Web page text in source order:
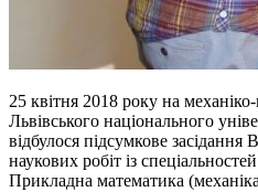
25 квітня 2018 року на
Львівського національного
відбулося підсумкове засідання
наукових робіт із
Прикладна математика